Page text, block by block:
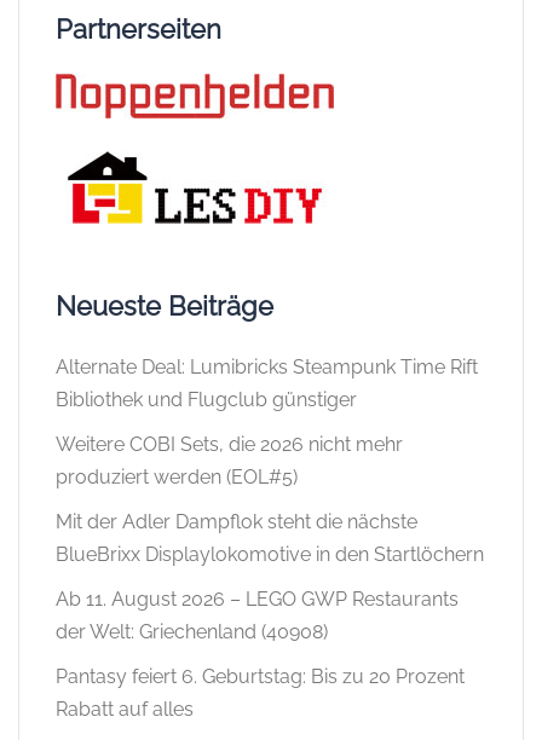
Partnerseiten
Neueste Beiträge
Alternate Deal: Lumibricks Steampunk Time Rift
Bibliothek und Flugclub günstiger
Weitere COBI Sets, die 2026 nicht mehr
produziert werden (EOL#5)
Mit der Adler Dampflok steht die nächste
BlueBrixx Displaylokomotive in den Startlöchern
Ab 11. August 2026 – LEGO GWP Restaurants
der Welt: Griechenland (40908)
Pantasy feiert 6. Geburtstag: Bis zu 20 Prozent
Rabatt auf alles